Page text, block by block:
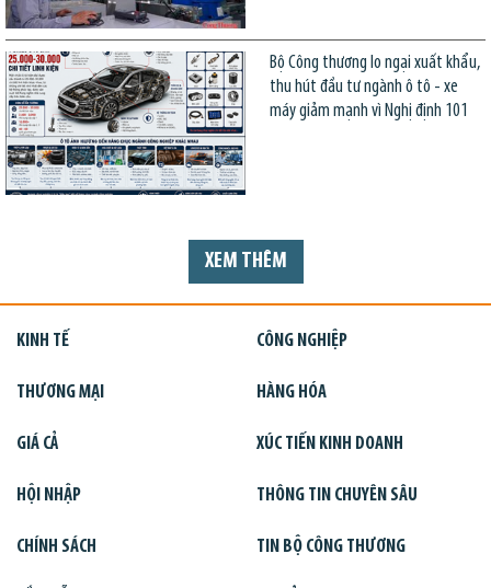
Bộ Công thương lo ngại xuất khẩu,
thu hút đầu tư ngành ô tô - xe
máy giảm mạnh vì Nghị định 101
XEM THÊM
KINH TẾ CÔNG NGHIỆP
THƯƠNG MẠI HÀNG HÓA
GIÁ CẢ XÚC TIẾN KINH DOANH
HỘI NHẬP THÔNG TIN CHUYÊN SÂU
CHÍNH SÁCH TIN BỘ CÔNG THƯƠNG